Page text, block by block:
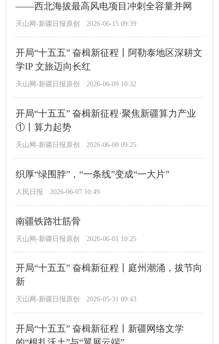
——西北海拔最高风电项目冲刺全容量并网
天山网-新疆日报原创 2026-06-15 09:39
开局“十五五” 奋楫新征程丨阿勒泰地区深耕文
学IP 文旅迈向长红
天山网-新疆日报原创 2026-06-09 10:32
开局“十五五” 奋楫新征程·聚焦新疆算力产业
①丨算力起势
天山网-新疆日报原创 2026-06-08 09:25
织厚“绿围脖”，“一条线”变成“一大片”
人民日报 2026-06-07 10:49
南疆铁路壮筋骨
天山网-新疆日报原创 2026-06-01 10:25
开局“十五五” 奋楫新征程丨庭州潮涌，拔节向
新
天山网-新疆日报原创 2026-05-31 09:43
开局“十五五” 奋楫新征程丨新疆网络文学